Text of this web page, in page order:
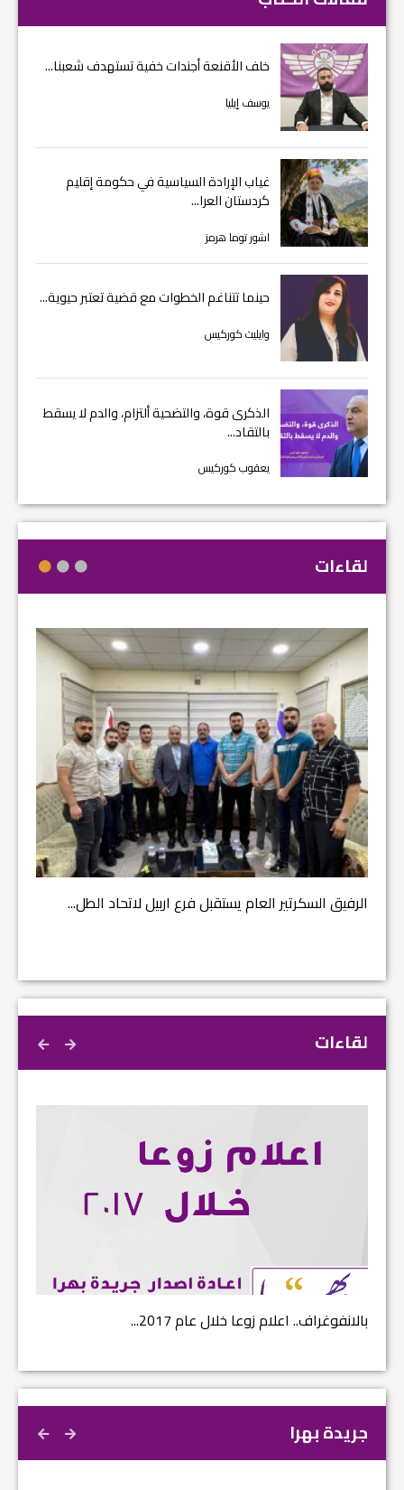
خلف الأقنعة أجندات خفية تستهدف شعبنا...
يوسف إيليا
غياب الإرادة السياسية في حكومة إقليم
كردستان العرا...
اشور توما هرمز
حينما تتناغم الخطوات مع قضية تعتبر حيوية...
وايليت كوركيس
الذكرى قوة، والتضحية ألتزام، والدم لا يسقط
بالتقاد...
يعقوب كوركيس
لقاءات
الرفيق السكرتير العام يستقبل فرع اربيل لاتحاد الطل...
لقاءات
بالانفوغراف.. اعلام زوعا خلال عام 2017...
جريدة بهرا